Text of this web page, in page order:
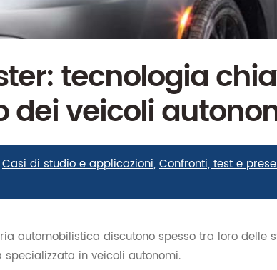
tecnologia
dei veicoli
Casi di studio e applicazioni, Confronti, test e
automobilistica discutono spesso tra loro delle
specializzata in veicoli autonomi.